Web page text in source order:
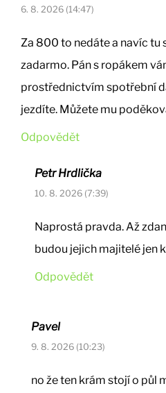
6. 8. 2026 (14:47)
Za 800 to nedáte a navíc tu
zadarmo. Pán s ropákem
prostřednictvím spotřební
jezdíte. Můžete mu
Odpovědět
Petr Hrdlička
10. 8. 2026 (7:39)
Naprostá pravda. Až
budou jejich majitelé jen
Odpovědět
Pavel
9. 8. 2026 (10:23)
no že ten krám stojí o půl